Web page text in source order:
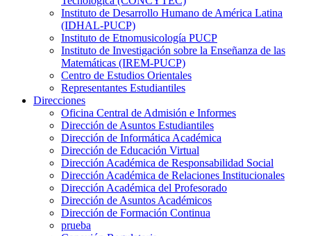
Instituto de Desarrollo Humano de América Latina
(IDHAL-PUCP)
Instituto de Etnomusicología PUCP
Instituto de Investigación sobre la Enseñanza de las
Matemáticas (IREM-PUCP)
Centro de Estudios Orientales
Representantes Estudiantiles
Direcciones
Oficina Central de Admisión e Informes
Dirección de Asuntos Estudiantiles
Dirección de Informática Académica
Dirección de Educación Virtual
Dirección Académica de Responsabilidad Social
Dirección Académica de Relaciones Institucionales
Dirección Académica del Profesorado
Dirección de Asuntos Académicos
Dirección de Formación Continua
prueba